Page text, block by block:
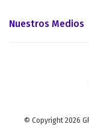
Nuestros Medios
© Copyright 2026